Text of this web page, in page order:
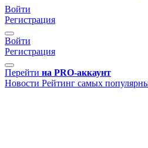
Войти
Регистрация
Войти
Регистрация
Перейти на PRO-аккаунт
Новости Рейтинг самых